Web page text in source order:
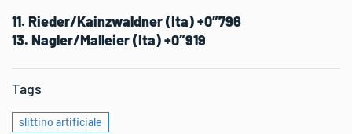
11. Rieder/Kainzwaldner (Ita) +0″796
13. Nagler/Malleier (Ita) +0″919
Tags
slittino artificiale